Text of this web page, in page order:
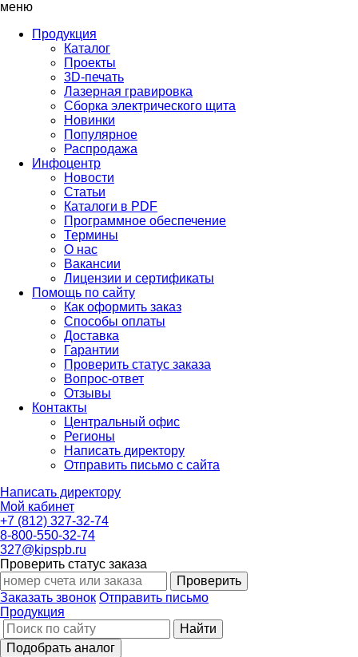
меню
Продукция
Каталог
Проекты
3D-печать
Лазерная гравировка
Сборка электрического щита
Новинки
Популярное
Распродажа
Инфоцентр
Новости
Статьи
Каталоги в PDF
Программное обеспечение
Термины
О нас
Вакансии
Лицензии и сертификаты
Помощь по сайту
Как оформить заказ
Способы оплаты
Доставка
Гарантии
Проверить статус заказа
Вопрос-ответ
Отзывы
Контакты
Центральный офис
Регионы
Написать директору
Отправить письмо с сайта
Написать директору
Мой кабинет
+7 (812) 327-32-74
8-800-550-32-74
327@kipspb.ru
Проверить статус заказа
Проверить
Заказать звонок Отправить письмо
Продукция
Найти
Подобрать аналог